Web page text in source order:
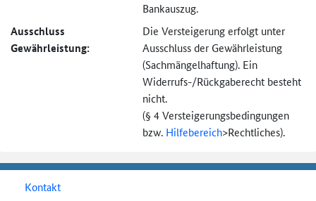
Bankauszug.
Ausschluss
Gewährleistung:
Die Versteigerung erfolgt unter
Ausschluss der Gewährleistung
(Sachmängel­haftung). Ein
Widerrufs-/Rückgaberecht besteht
nicht.
(§ 4 Versteigerungs­bedingungen
bzw. Hilfebereich>Rechtliches).
Kontakt